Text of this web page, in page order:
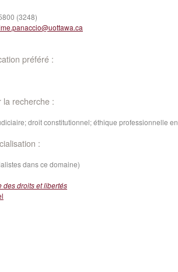
(3248)
préféré :
la recherche :
droit constitutionnel; éthique professionnelle
:
dans ce domaine)
des droits et libertés